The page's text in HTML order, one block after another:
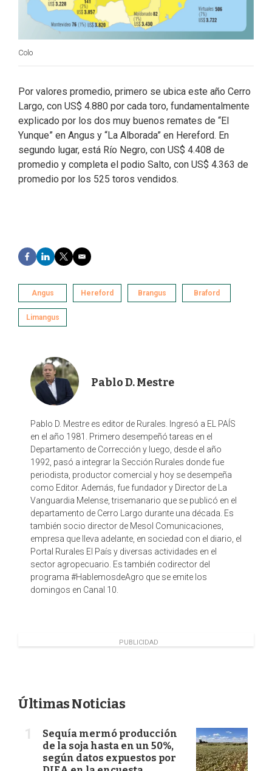
Colo
Por valores promedio, primero se ubica este año Cerro
Largo, con US$ 4.880 por cada toro, fundamentalmente
explicado por los dos muy buenos remates de “El
Yunque” en Angus y “La Alborada” en Hereford. En
segundo lugar, está Río Negro, con US$ 4.408 de
promedio y completa el podio Salto, con US$ 4.363 de
promedio por los 525 toros vendidos.
F
a
e
b
o
o
L
i
k
e
d
I
T
w
t
t
e
r
E
m
i
l
Angus Hereford Brangus Braford
Limangus
Pablo D. Mestre
Pablo D. Mestre es editor de Rurales. Ingresó a EL PAÍS
en el año 1981. Primero desempeñó tareas en el
Departamento de Corrección y luego, desde el año
1992, pasó a integrar la Sección Rurales donde fue
periodista, productor comercial y hoy se desempeña
como Editor. Además, fue fundador y Director de La
Vanguardia Melense, trisemanario que se publicó en el
departamento de Cerro Largo durante una década. Es
también socio director de Mesol Comunicaciones,
empresa que lleva adelante, en sociedad con el diario, el
Portal Rurales El País y diversas actividades en el
sector agropecuario. Es también codirector del
programa #HablemosdeAgro que se emite los
domingos en Canal 10.
PUBLICIDAD
Últimas Noticias
Sequía mermó producción
de la soja hasta en un 50%,
según datos expuestos por